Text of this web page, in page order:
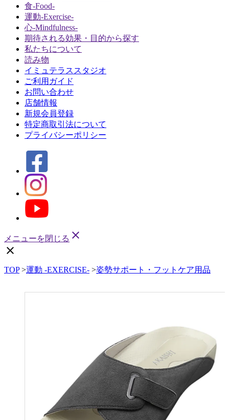
食-Food-
運動-Exercise-
心-Mindfulness-
期待される効果・目的から探す
私たちについて
読み物
イミュテラススタジオ
ご利用ガイド
お問い合わせ
店舗情報
新規会員登録
特定商取引法について
プライバシーポリシー
メニューを閉じる close
close
TOP >運動 -EXERCISE- >姿勢サポート・フットケア用品